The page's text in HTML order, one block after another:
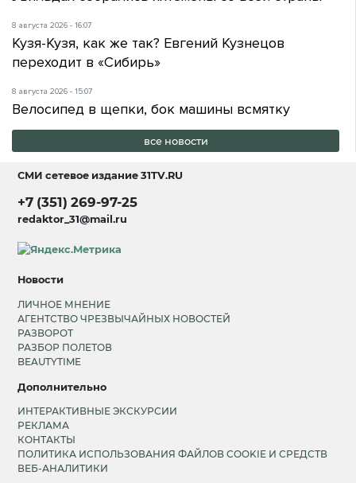
8 августа 2026 - 16:07
Кузя-Кузя, как же так? Евгений Кузнецов
переходит в «Сибирь»
8 августа 2026 - 15:07
Велосипед в щепки, бок машины всмятку
все новости
СМИ сетевое издание31TV.RU
+7 (351) 269-97-25
redaktor_31@mail.ru
Новости
ЛИЧНОЕ МНЕНИЕ
АГЕНТСТВО ЧРЕЗВЫЧАЙНЫХ НОВОСТЕЙ
РАЗВОРОТ
РАЗБОР ПОЛЕТОВ
BEAUTYTIME
Дополнительно
ИНТЕРАКТИВНЫЕ ЭКСКУРСИИ
РЕКЛАМА
КОНТАКТЫ
ПОЛИТИКА ИСПОЛЬЗОВАНИЯ ФАЙЛОВ COOKIE И СРЕДСТВ
ВЕБ-АНАЛИТИКИ